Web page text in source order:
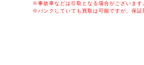
※事故車などは引取となる場合がございます
※パンクしていても買取は可能ですが、保証